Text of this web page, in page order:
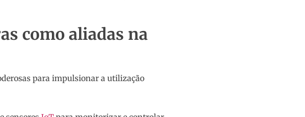
como aliadas na
para impulsionar a utilização